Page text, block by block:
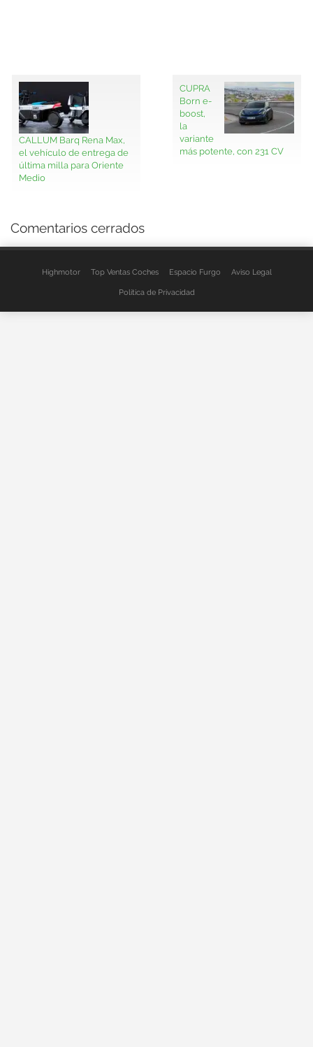
CALLUM Barq Rena Max,
el vehículo de entrega de
última milla para Oriente
Medio
CUPRA
Born e-
boost,
la
variante
más potente, con 231 CV
Comentarios cerrados
Highmotor Top Ventas Coches Espacio Furgo Aviso Legal
Política de Privacidad